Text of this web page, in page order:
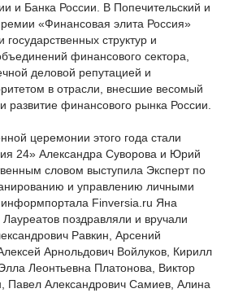
и Банка России. В Попечительский и
«Финансовая элита Россия»
государственных структур и
финансового сектора,
деловой репутацией и
в отрасли, внесшие весомый
развитие финансового рынка России.
церемонии этого года стали
24» Александра Суворова и Юрий
словом выступила Эксперт по
и управлению личными
Finversia.ru Яна
поздравляли и вручали
Равкин, Арсений
Арнольдович Войлуков, Кирилл
Леонтьевна Платонова, Виктор
Павел Александрович Самиев, Алина